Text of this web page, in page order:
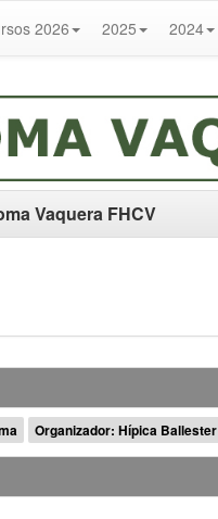
2026 2025 2024
Vaquera FHCV
Organizador: Hípica Ballester